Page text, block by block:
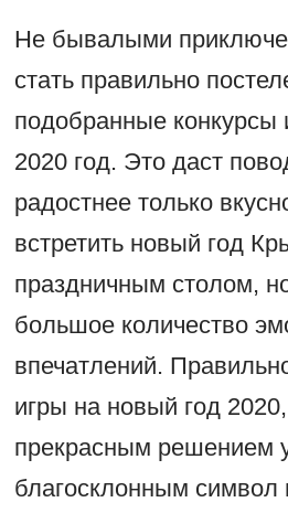
Не бывалыми
стать правильно
подобранные конкурсы
2020 год. Это даст
радостнее только
встретить новый год
праздничным столом,
большое количество
впечатлений.
игры на новый год
прекрасным решением
благосклонным символ